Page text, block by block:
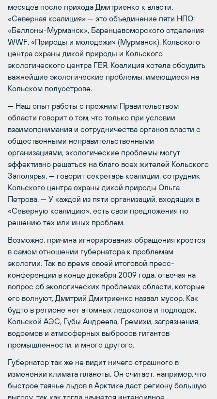
месяцев после прихода Дмитриенко к власти.
«Северная коалиция» — это объединение пяти НПО:
«Беллоны-Мурманск», Баренцевоморского отделения
WWF, «Природы и молодежи» (Мурманск), Кольского
центра охраны дикой природы и Кольского
экологического центра ГЕЯ. Коалиция хотела обсудить
важнейшие экологические проблемы, имеющиеся на
Кольском полуострове.
— Наш опыт работы с прежним Правительством
области говорит о том, что только при условии
взаимопонимания и сотрудничества органов власти с
общественными неправительственными
организациями, экологические проблемы могут
эффективно решаться на благо всех жителей Кольского
Заполярья, — говорит секретарь коалиции, сотрудник
Кольского центра охраны дикой природы Ольга
Петрова. — У каждой из пяти организаций, входящих в
«Северную коалицию», есть свои предложения по
решению тех или иных проблем.
Возможно, причина игнорирования обращения кроется
в самом отношении губернатора к проблемам
экологии. Так во время своей итоговой пресс-
конференции в конце декабря 2009 года, отвечая на
вопрос об экологических проблемах области, которые
его волнуют, Дмитрий Дмитриенко назвал мусор. Как
будто в регионе нет атомных ледоколов и подлодок,
Кольской АЭС, Губы Андреева, Гремихи, загрязнения
водоемов и атмосферных выбросов гигантов
промышленности, и много другого.
Губернатор так же не видит ничего страшного в
изменении климата планеты. Он считает, например, что
быстрое таянье льдов в Арктике даст региону большую
выгоду, так как тогда начнется интенсивное